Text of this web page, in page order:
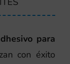
para
con éxito